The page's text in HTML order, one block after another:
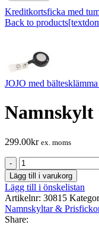
Kreditkortsficka med
Back to
JOJO med
Namnskylt
299.00kr ex. moms
Namnskylt
90x60mm
100-
pack
mängd
Lägg till i varukorg
Lägg till i önskelistan
Artikelnr: 30815
Namnskyltar &
Share: